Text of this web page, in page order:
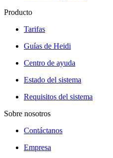
Producto
Tarifas
Guías de Heidi
Centro de ayuda
Estado del sistema
Requisitos del sistema
Sobre nosotros
Contáctanos
Empresa